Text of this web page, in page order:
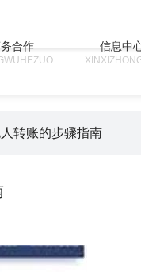
合作 信息中
转账的步骤指南